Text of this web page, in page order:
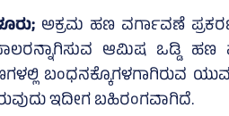
ಅಕ್ರಮ ಹಣ ವರ್ಗಾವಣೆ
ಆಮಿಷ ಒಡ್ಡಿ
ಬಂಧನಕ್ಕೊಗಳಗಾಗಿರುವ
ಇದೀಗ ಬಹಿರಂಗವಾಗಿದೆ.